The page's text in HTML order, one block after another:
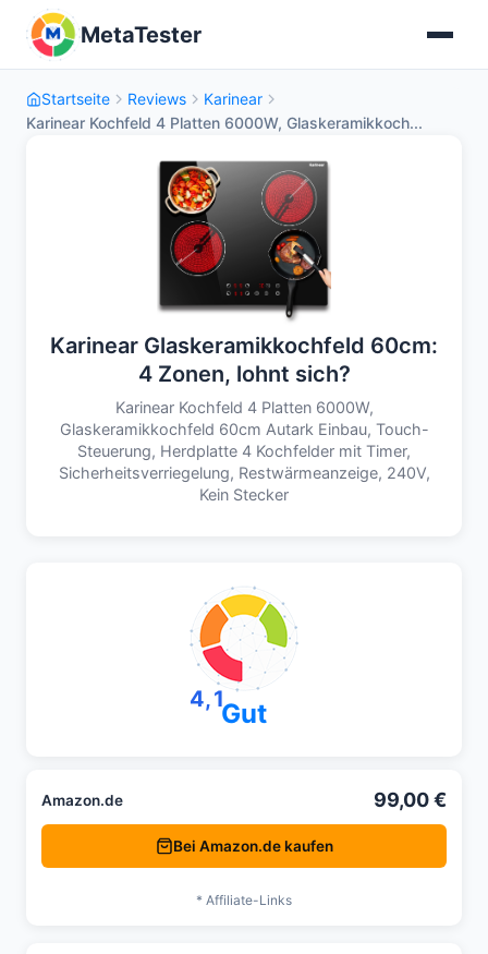
MetaTester
Startseite Reviews
Karinear
Karinear Kochfeld 4 Platten 6000W, Glaskeramikkoch...
Karinear Glaskeramikkochfeld 60cm:
4 Zonen, lohnt sich?
Karinear Kochfeld 4 Platten 6000W,
Glaskeramikkochfeld 60cm Autark Einbau, Touch-
Steuerung, Herdplatte 4 Kochfelder mit Timer,
Sicherheitsverriegelung, Restwärmeanzeige, 240V,
Kein Stecker
4,1Gut
Amazon.de 99,00 €
Bei Amazon.de kaufen
* Affiliate-Links